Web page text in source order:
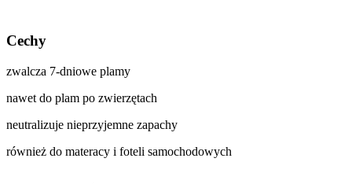
Cechy
zwalcza 7-dniowe plamy
nawet do plam po zwierzętach
neutralizuje nieprzyjemne zapachy
również do materacy i foteli samochodowych